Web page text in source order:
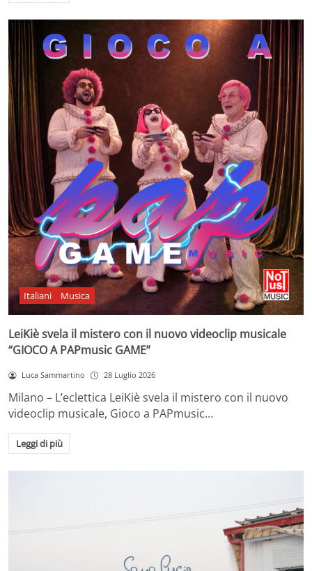
Italiani Musica
LeiKiè svela il mistero con il nuovo videoclip musicale
“GIOCO A PAPmusic GAME”
Luca Sammartino 28 Luglio 2026
Milano – L’eclettica LeiKiè svela il mistero con il nuovo
videoclip musicale, Gioco a PAPmusic…
Leggi di più